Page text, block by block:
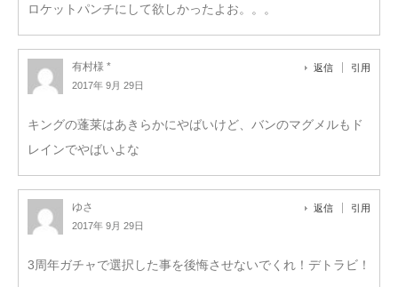
ロケットパンチにして欲しかったよお。。。
有村様 *
2017年 9月 29日
返信 引用
キングの蓬莱はあきらかにやばいけど、バンのマグメルもド
レインでやばいよな
ゆさ
2017年 9月 29日
返信 引用
3周年ガチャで選択した事を後悔させないでくれ！デトラビ！